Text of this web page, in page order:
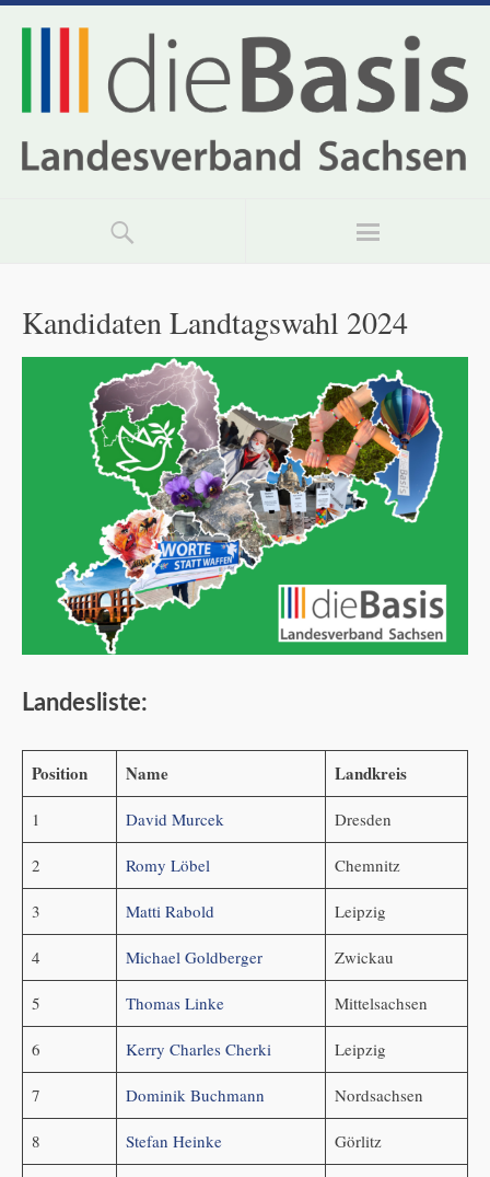
Kandidaten Landtagswahl 2024
Landesliste:
Position Name Landkreis
1 David Murcek Dresden
2 Romy Löbel Chemnitz
3 Matti Rabold Leipzig
4 Michael Goldberger Zwickau
5 Thomas Linke Mittelsachsen
6 Kerry Charles Cherki Leipzig
7 Dominik Buchmann Nordsachsen
8 Stefan Heinke Görlitz